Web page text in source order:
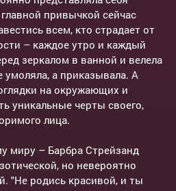
привычкой сейчас
всем, кто страдает от
– каждое утро и каждый
зеркалом в ванной и велела
умоляла, а приказывала. А
на окружающих и
уникальные черты своего,
лица.
миру – Барбра Стрейзанд
но невероятно
"Не родись красивой, и ты